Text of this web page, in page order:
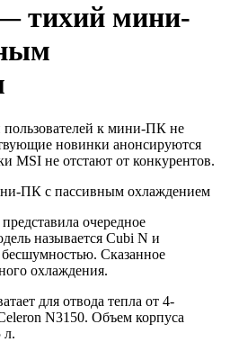
тихий мини-
пользователей к мини-ПК не
новинки анонсируются
MSI не отстают от конкурентов.
очередное
называется Cubi N и
бесшумностью. Сказанное
охлаждения.
для отвода тепла от 4-
N3150. Объем корпуса
л.